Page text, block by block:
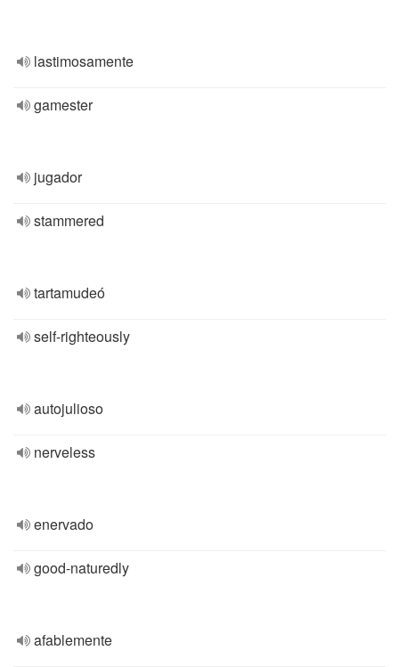
lastimosamente
gamester
jugador
stammered
tartamudeó
self-righteously
autojulioso
nerveless
enervado
good-naturedly
afablemente